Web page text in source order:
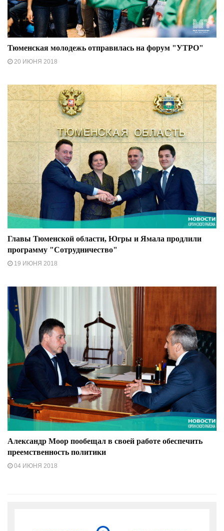
Тюменская молодежь отправилась на форум "УТРО"
20 ИЮНЯ 2018
Главы Тюменской области, Югры и Ямала продлили
программу "Сотрудничество"
19 ИЮНЯ 2018
Александр Моор пообещал в своей работе обеспечить
преемственность политики
04 ИЮНЯ 2018